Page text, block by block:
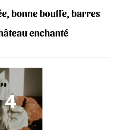
bonne bouffe, barres
enchanté